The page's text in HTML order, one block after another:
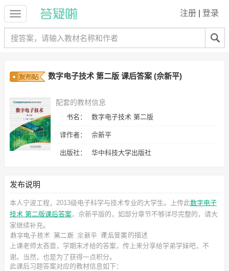
注册 登录
数字电子技术 第二版 课后答案 (佘新平)
配套的教材信息
书名： 数字电子技术 第二版
译作者： 佘新平
出版社： 华中科技大学出版社
发布说明
本人宁波工程，2013级电子科学与技术专业的大学生。上传此数字电子
技术 第二版课后答案，佘新平版的，如部分章节不够详尽完整的，请大
家继续补充。
的描述
上课老师太吝啬，学期末才给的答案，传上来分享给学弟学妹吧，不
谢。当然，也是为了获得一点积分。
此课后习题答案对应的教材信息如下：